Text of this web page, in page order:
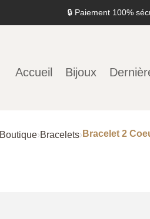
🔒 Paiement 100%
Accueil Bijoux
Boutique›Bracelets› Bracelet 2